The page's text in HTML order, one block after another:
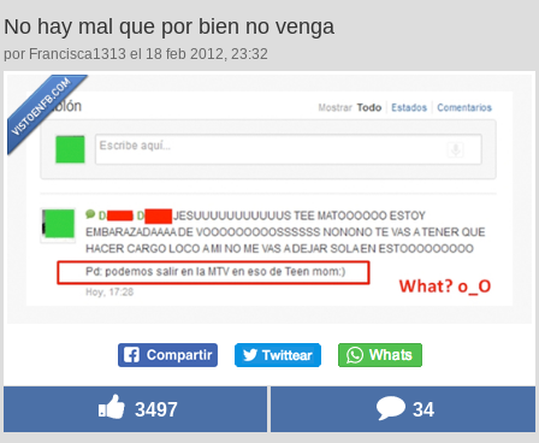
No hay mal que por bien no venga
por Francisca1313 el 18 feb 2012, 23:32
3497 34